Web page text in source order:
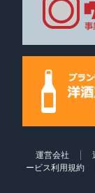
運営会社
ービス利用規約